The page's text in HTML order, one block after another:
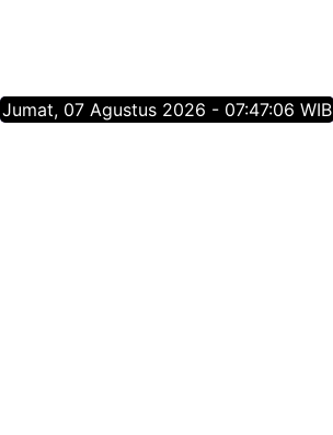
Jumat, 07 Agustus 2026 - 07:47:06 WIB